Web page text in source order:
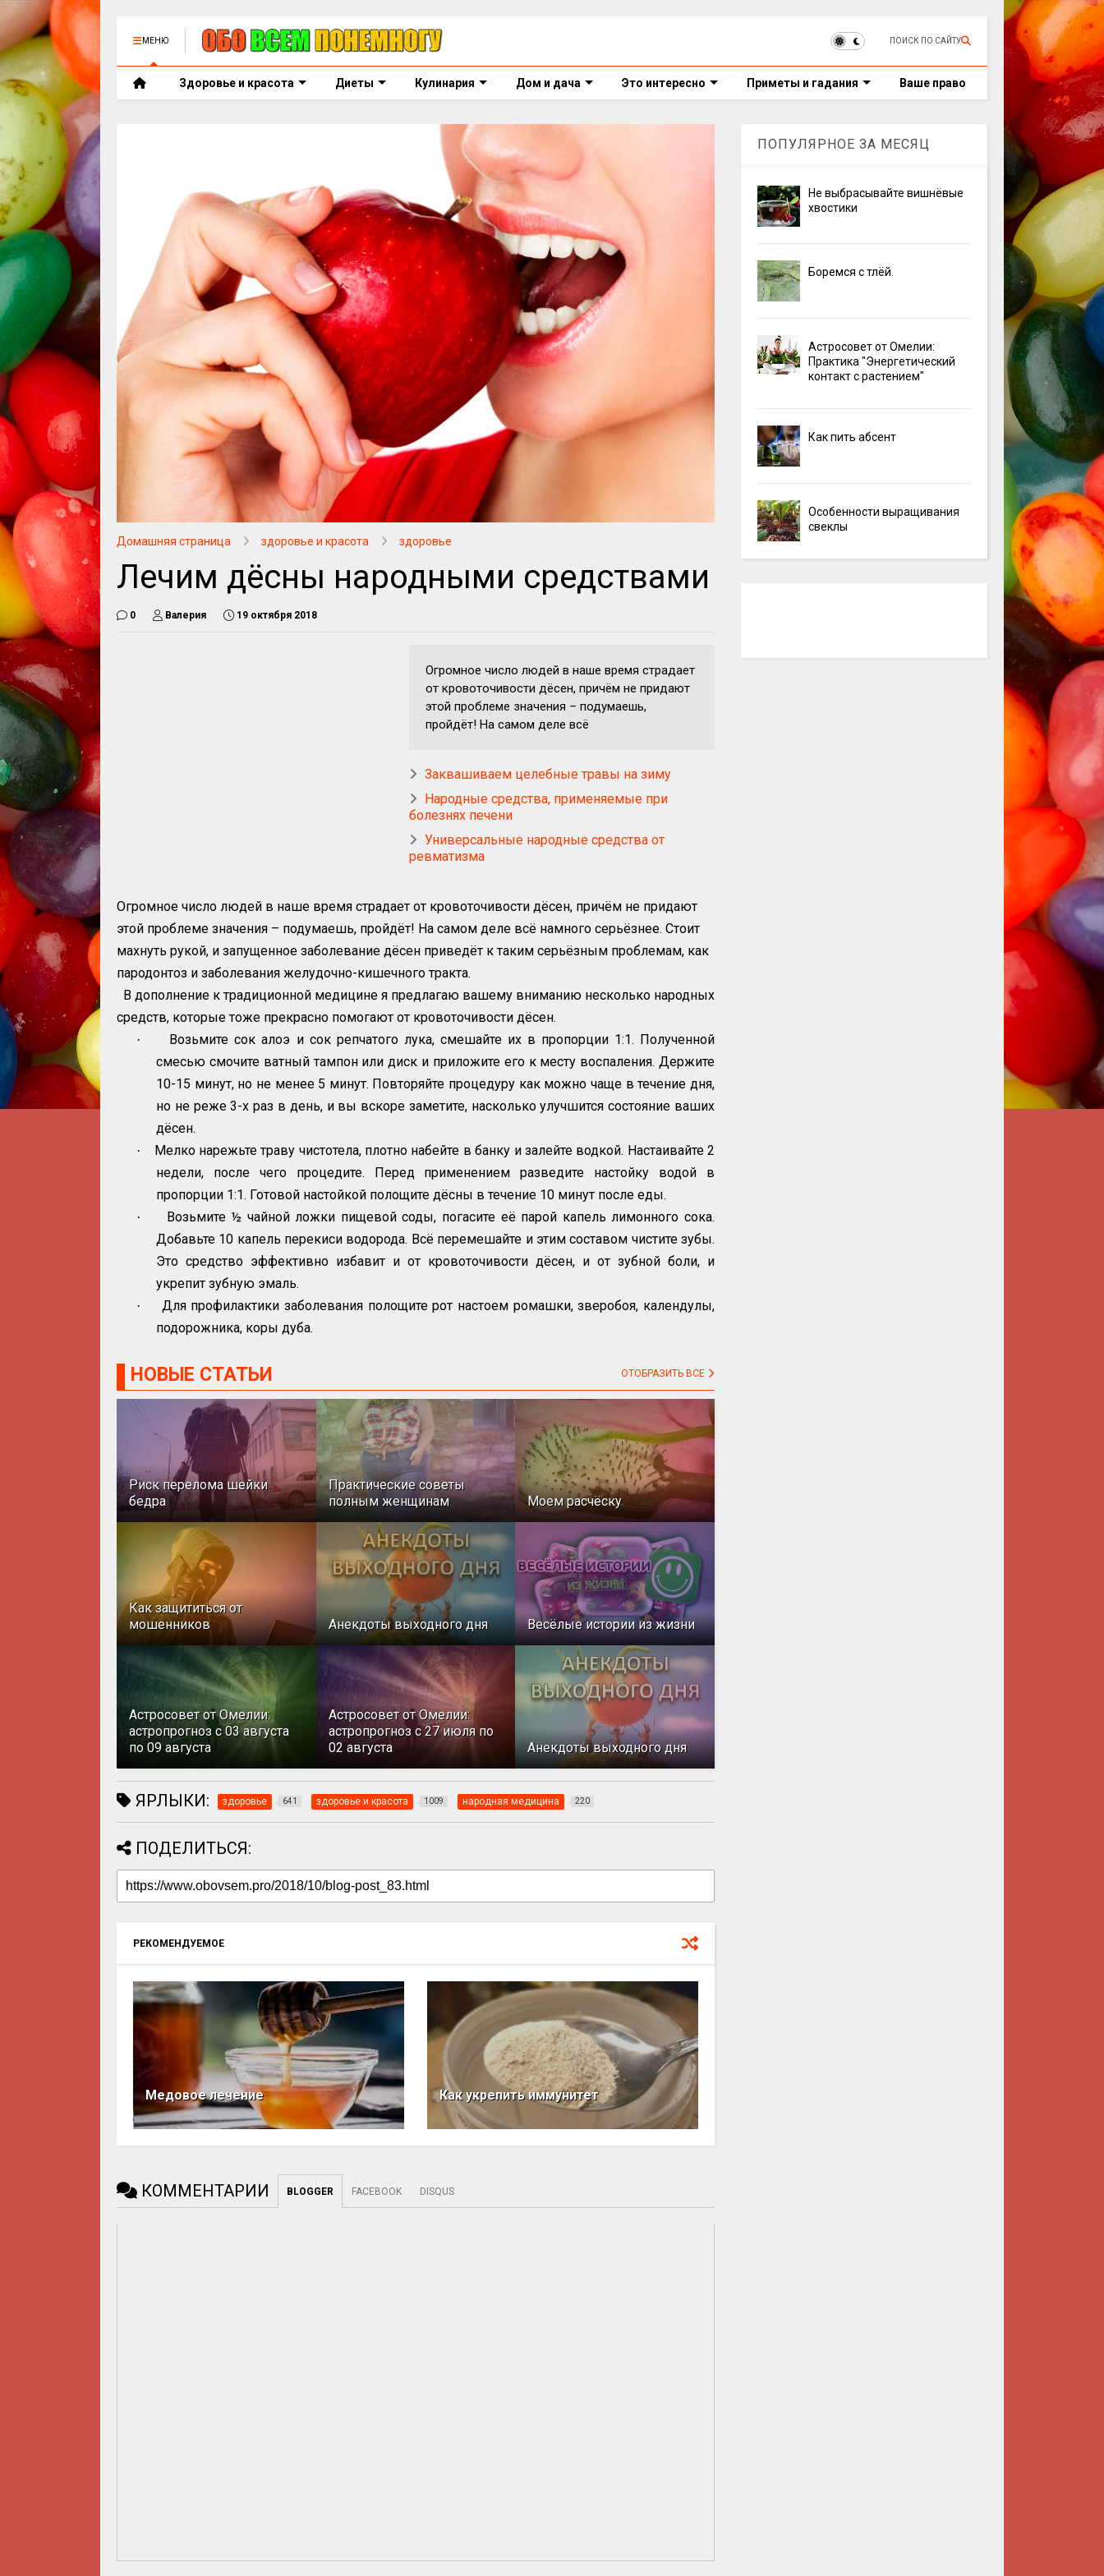
МЕНЮ ПОИСК ПО САЙТУ
Здоровье и красота Диеты Кулинария Дом и дача Это интересно Приметы и гадания Ваше право
Домашняя страница здоровье и красота здоровье
Лечим дёсны народными средствами
0 Валерия 19 октября 2018
Огромное число людей в наше время страдает
от кровоточивости дёсен, причём не придают
этой проблеме значения – подумаешь,
пройдёт! На самом деле всё
Заквашиваем целебные травы на зиму
Народные средства, применяемые при
болезнях печени
Универсальные народные средства от
ревматизма
Огромное число людей в наше время страдает от кровоточивости дёсен, причём не придают
этой проблеме значения – подумаешь, пройдёт! На самом деле всё намного серьёзнее. Стоит
махнуть рукой, и запущенное заболевание дёсен приведёт к таким серьёзным проблемам, как
пародонтоз и заболевания желудочно-кишечного тракта.
В дополнение к традиционной медицине я предлагаю вашему вниманию несколько народных
средств, которые тоже прекрасно помогают от кровоточивости дёсен.
·
Возьмите сок алоэ и сок репчатого лука, смешайте их в пропорции 1:1. Полученной
смесью смочите ватный тампон или диск и приложите его к месту воспаления. Держите
10-15 минут, но не менее 5 минут. Повторяйте процедуру как можно чаще в течение дня,
но не реже 3-х раз в день, и вы вскоре заметите, насколько улучшится состояние ваших
дёсен.
·
Мелко нарежьте траву чистотела, плотно набейте в банку и залейте водкой. Настаивайте 2
недели, после чего процедите. Перед применением разведите настойку водой в
пропорции 1:1. Готовой настойкой полощите дёсны в течение 10 минут после еды.
·
Возьмите ½ чайной ложки пищевой соды, погасите её парой капель лимонного сока.
Добавьте 10 капель перекиси водорода. Всё перемешайте и этим составом чистите зубы.
Это средство эффективно избавит и от кровоточивости дёсен, и от зубной боли, и
укрепит зубную эмаль.
·
Для профилактики заболевания полощите рот настоем ромашки, зверобоя, календулы,
подорожника, коры дуба.
НОВЫЕ СТАТЬИ ОТОБРАЗИТЬ ВСЕ
Риск перелома шейки
бедра
Практические советы
полным женщинам
Моем расчёску
Как защититься от
мошенников
Анекдоты выходного дня Весёлые истории из жизни
Астросовет от Омелии:
астропрогноз с 03 августа
по 09 августа
Астросовет от Омелии:
астропрогноз с 27 июля по
02 августа
Анекдоты выходного дня
ЯРЛЫКИ: здоровье 641 здоровье и красота 1009 народная медицина 220
ПОДЕЛИТЬСЯ:
РЕКОМЕНДУЕМОЕ
Медовое лечение Как укрепить иммунитет
КОММЕНТАРИИ BLOGGER FACEBOOK DISQUS
ПОПУЛЯРНОЕ ЗА МЕСЯЦ
Не выбрасывайте вишнёвые
хвостики
Боремся с тлёй.
Астросовет от Омелии:
Практика "Энергетический
контакт с растением"
Как пить абсент
Особенности выращивания
свеклы